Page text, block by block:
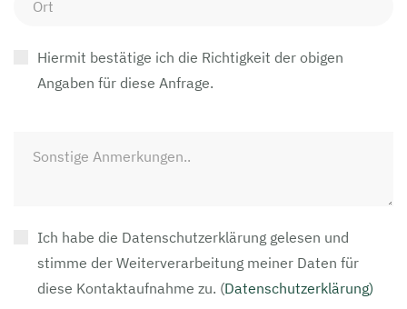
Hiermit bestätige ich die Richtigkeit der obigen
Angaben für diese Anfrage.
Ich habe die Datenschutzerklärung gelesen und
stimme der Weiterverarbeitung meiner Daten für
diese Kontaktaufnahme zu. (Datenschutzerklärung)